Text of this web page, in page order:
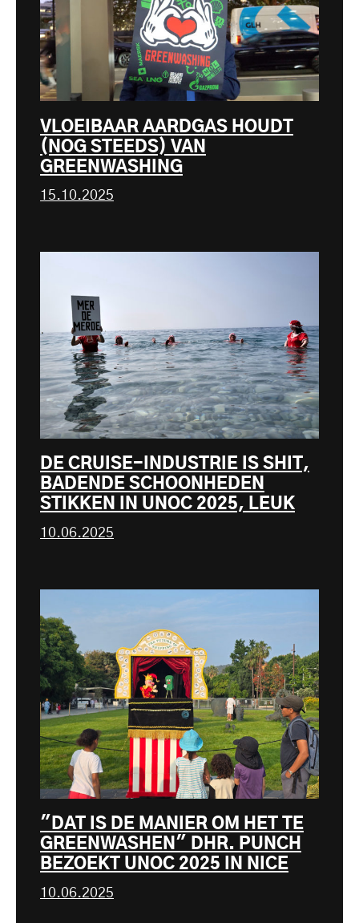
VLOEIBAAR AARDGAS HOUDT
(NOG STEEDS) VAN
GREENWASHING
15.10.2025
DE CRUISE-INDUSTRIE IS SHIT,
BADENDE SCHOONHEDEN
STIKKEN IN UNOC 2025, LEUK
10.06.2025
"DAT IS DE MANIER OM HET TE
GREENWASHEN" DHR. PUNCH
BEZOEKT UNOC 2025 IN NICE
10.06.2025